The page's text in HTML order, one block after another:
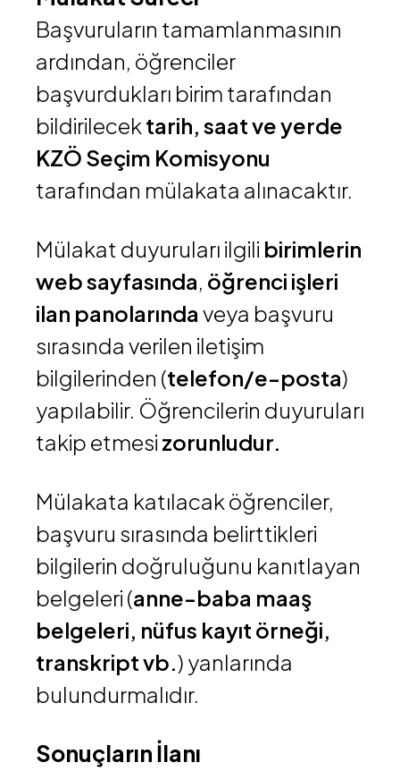
Başvuruların tamamlanmasının
ardından, öğrenciler
başvurdukları birim tarafından
bildirilecek tarih, saat ve yerde
KZÖ Seçim Komisyonu
tarafından mülakata alınacaktır.
Mülakat duyuruları ilgili birimlerin
web sayfasında, öğrenci işleri
ilan panolarında veya başvuru
sırasında verilen iletişim
bilgilerinden (telefon/e-posta)
yapılabilir. Öğrencilerin duyuruları
takip etmesi zorunludur.
Mülakata katılacak öğrenciler,
başvuru sırasında belirttikleri
bilgilerin doğruluğunu kanıtlayan
belgeleri (anne-baba maaş
belgeleri, nüfus kayıt örneği,
transkript vb.) yanlarında
bulundurmalıdır.
Sonuçların İlanı